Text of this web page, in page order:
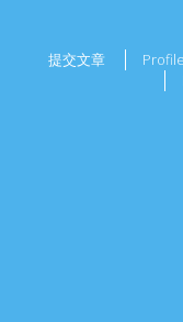
提交文章
Profile